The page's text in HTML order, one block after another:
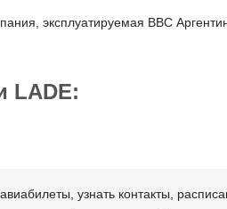
эксплуатируемая ВВС
LADE:
узнать контакты,